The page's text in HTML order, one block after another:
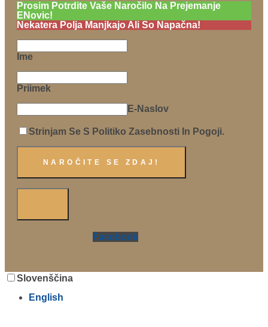
Prosim Potrdite Vaše Naročilo Na Prejemanje
ENovic!
Nekatera Polja Manjkajo Ali So Napačna!
Ime
Priimek
E-Naslov
Strinjam Se S Politiko Zasebnosti In Pogoji.
Facebook
Slovenščina
English